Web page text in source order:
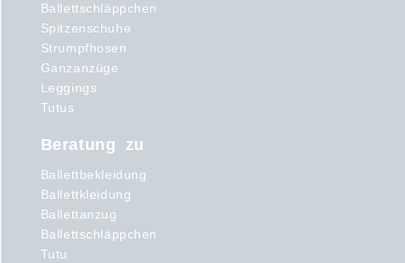
Ballettschläppchen
Spitzenschuhe
Strumpfhosen
Ganzanzüge
Leggings
Tutus
Beratung zu
Ballettbekleidung
Ballettkleidung
Ballettanzug
Ballettschläppchen
Tutu